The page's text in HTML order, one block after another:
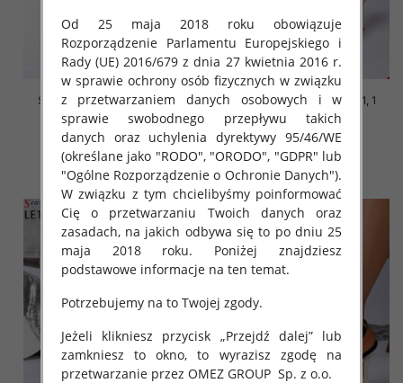
Szpilki damskie Roz 36-41, 1
kolor Paczka 12 szt
50.00 zł
szczegóły
Szpilki damskie Roz 36-41, 1
kolor Paczka 12 szt
50.00 zł
szczegóły
Od 25 maja 2018 roku obowiązuje
Rozporządzenie Parlamentu Europejskiego i
Rady (UE) 2016/679 z dnia 27 kwietnia 2016 r.
w sprawie ochrony osób fizycznych w związku
z przetwarzaniem danych osobowych i w
sprawie swobodnego przepływu takich
danych oraz uchylenia dyrektywy 95/46/WE
(określane jako "RODO", "ORODO", "GDPR" lub
"Ogólne Rozporządzenie o Ochronie Danych").
W związku z tym chcielibyśmy poinformować
Cię o przetwarzaniu Twoich danych oraz
zasadach, na jakich odbywa się to po dniu 25
maja 2018 roku. Poniżej znajdziesz
podstawowe informacje na ten temat.
Potrzebujemy na to Twojej zgody.
Jeżeli klikniesz przycisk „Przejdź dalej” lub
zamkniesz to okno, to wyrazisz zgodę na
przetwarzanie przez OMEZ GROUP Sp. z o.o.